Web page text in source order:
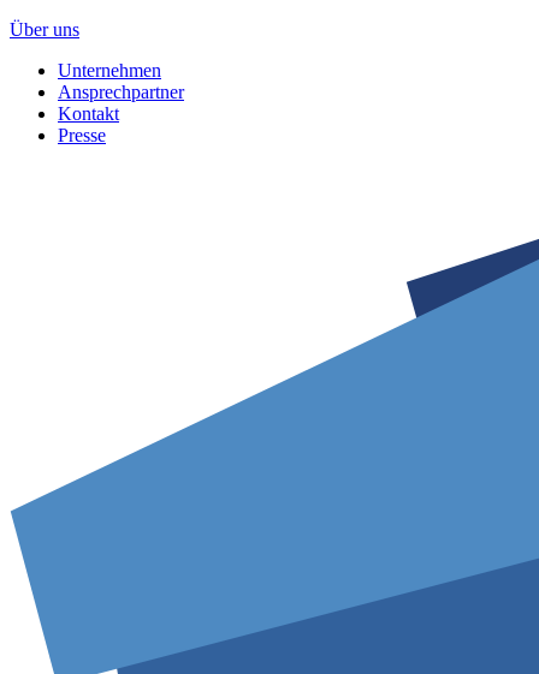
Über uns
Unternehmen
Ansprechpartner
Kontakt
Presse